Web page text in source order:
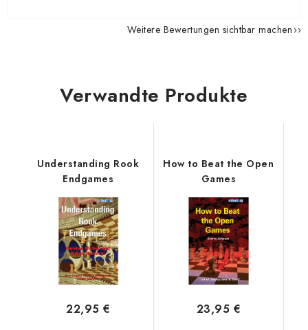
Weitere Bewertungen sichtbar machen
Verwandte Produkte
Understanding Rook
Endgames
22,95 €
How to Beat the Open
Games
23,95 €